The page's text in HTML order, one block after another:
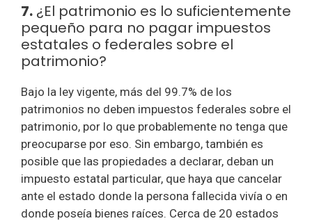
7. ¿El patrimonio es lo suficientemente
pequeño para no pagar impuestos
estatales o federales sobre el
patrimonio?
Bajo la ley vigente, más del 99.7% de los
patrimonios no deben impuestos federales sobre el
patrimonio, por lo que probablemente no tenga que
preocuparse por eso. Sin embargo, también es
posible que las propiedades a declarar, deban un
impuesto estatal particular, que haya que cancelar
ante el estado donde la persona fallecida vivía o en
donde poseía bienes raíces. Cerca de 20 estados